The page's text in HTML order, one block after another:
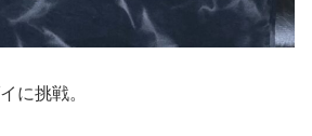
に挑戦。